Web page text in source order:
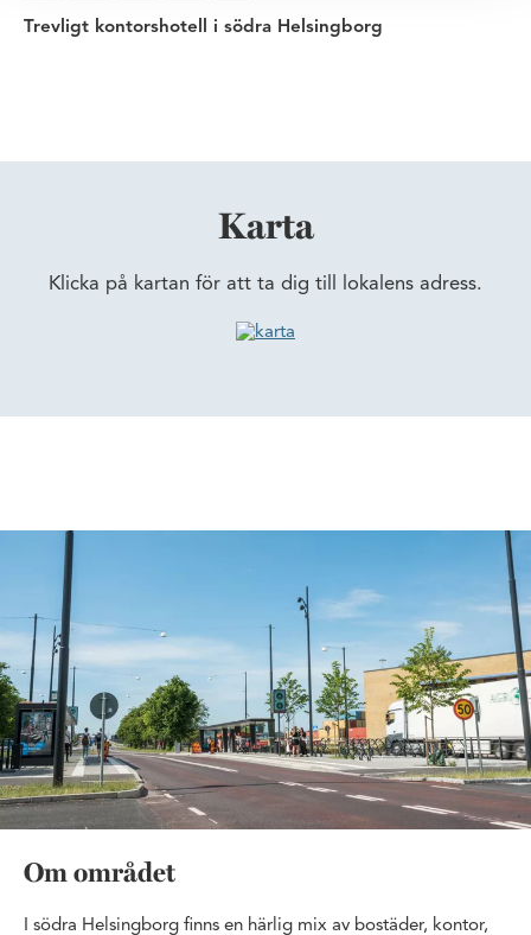
Trevligt kontorshotell i södra Helsingborg
Karta
Klicka på kartan för att ta dig till lokalens adress.
Om området
I södra Helsingborg finns en härlig mix av bostäder, kontor,